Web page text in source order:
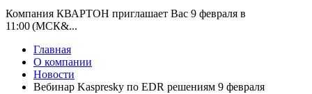
Компания КВАРТОН приглашает Вас 9 февраля в
11:00 (МСК&...
Главная
О компании
Новости
Вебинар Kaspresky по EDR решениям 9 февраля